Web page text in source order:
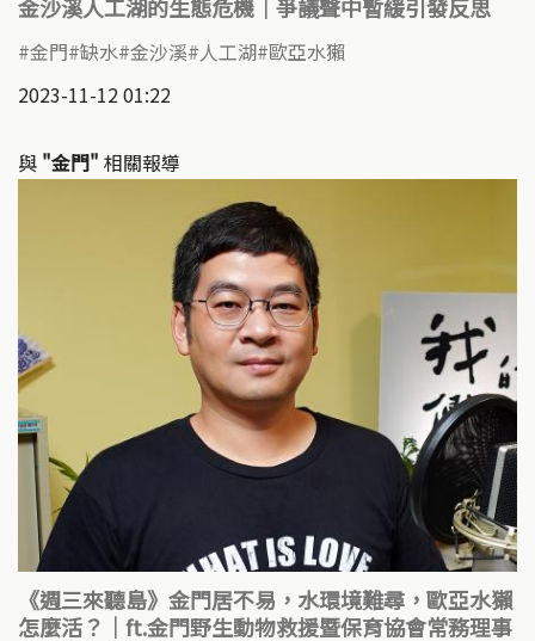
金沙溪人工湖的生態危機｜爭議聲中暫緩引發反思
金門 缺水 金沙溪 人工湖 歐亞水獺
2023-11-12 01:22
與 "金門" 相關報導
《週三來聽島》金門居不易，水環境難尋，歐亞水獺
怎麼活？｜ft.金門野生動物救援暨保育協會常務理事